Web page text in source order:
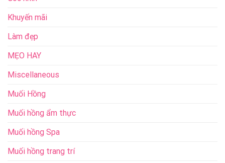
Khuyến mãi
Làm đẹp
MẸO HAY
Miscellaneous
Muối Hồng
Muối hồng ẩm thực
Muối hồng Spa
Muối hồng trang trí